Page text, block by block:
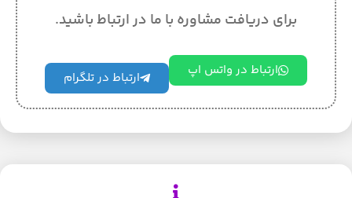
برای دریافت مشاوره با ما در ارتباط باشید.
ارتباط در واتس اپ ارتباط در تلگرام